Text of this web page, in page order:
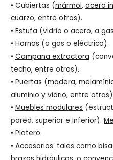
• Cubiertas (mármol,acero
cuarzo,entre otros).
•Estufa (vidrio o acero, a
•Hornos (a gas o eléctrico).
•Campana extractora
techo, entre otras).
•Puertas (madera,
aluminio yvidrio,entre otras
•Muebles modulares
pared, superior e inferior).
•Platero.
•Accesorios: tales como